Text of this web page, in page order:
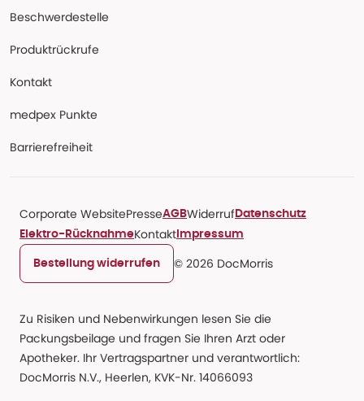
Beschwerdestelle
Produktrückrufe
Kontakt
medpex Punkte
Barrierefreiheit
Corporate WebsitePresseAGBWiderruf Datenschutz
Elektro-RücknahmeKontakt Impressum
Bestellung widerrufen © 2026 DocMorris
Zu Risiken und Nebenwirkungen lesen Sie die
Packungsbeilage und fragen Sie Ihren Arzt oder
Apotheker. Ihr Vertragspartner und verantwortlich:
DocMorris N.V., Heerlen, KVK-Nr. 14066093